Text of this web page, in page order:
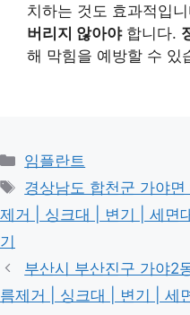
치하는 것도 효과적입
버리지 않아야합니다.
해 막힘을 예방할 수 있
카
테
고
리
임플란트
태
그
경상남도 합천군 가야
제거 | 싱크대 | 변기 | 세면
기
부산시 부산진구 가야2
름제거 | 싱크대 | 변기 | 세